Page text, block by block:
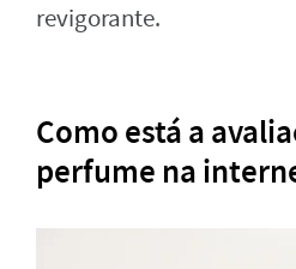
revigorante.
Como está a
perfume na